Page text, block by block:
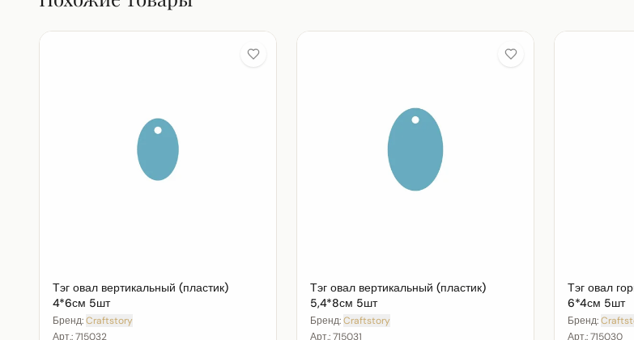
Тэг овал вертикальный (пластик)
4*6см 5шт
Бренд:Craftstory
Арт.:715032
Тэг овал вертикальный (пластик)
5,4*8см 5шт
Бренд:Craftstory
Арт.:715031
Тэг овал
6*4см 5шт
Бренд:
Арт.:715030